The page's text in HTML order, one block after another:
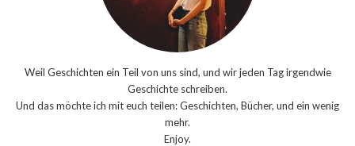
Weil Geschichten ein Teil von uns sind, und wir jeden Tag irgendwie
Geschichte schreiben.
Und das möchte ich mit euch teilen: Geschichten, Bücher, und ein wenig
mehr.
Enjoy.